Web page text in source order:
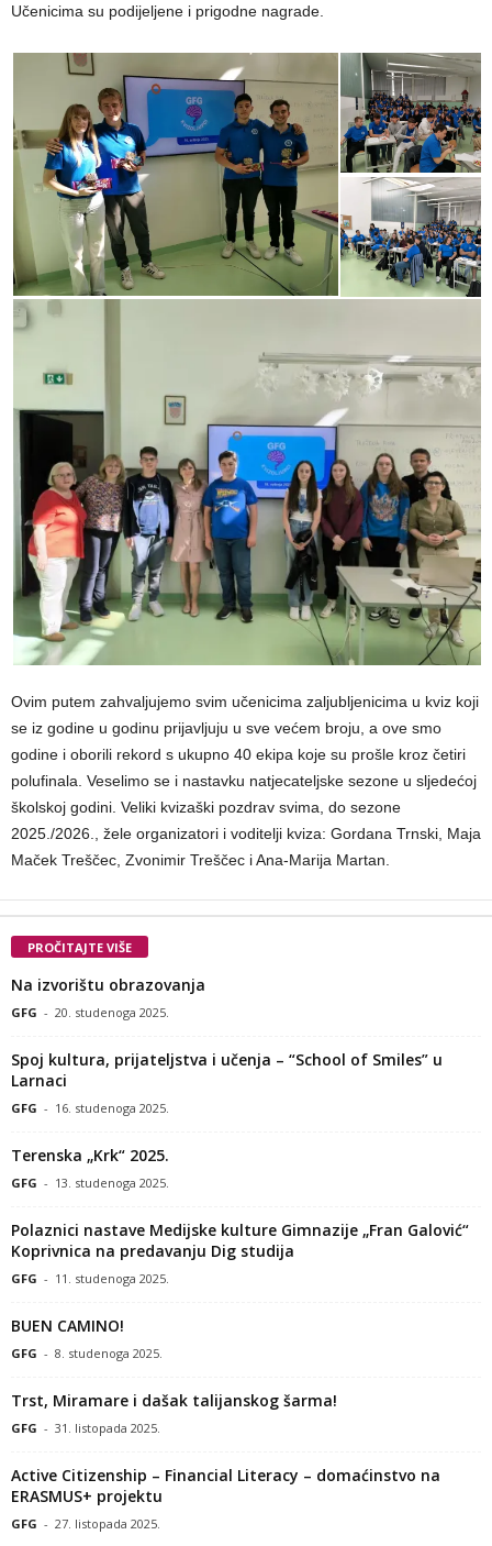
Učenicima su podijeljene i prigodne nagrade.
Ovim putem zahvaljujemo svim učenicima zaljubljenicima u kviz koji
se iz godine u godinu prijavljuju u sve većem broju, a ove smo
godine i oborili rekord s ukupno 40 ekipa koje su prošle kroz četiri
polufinala. Veselimo se i nastavku natjecateljske sezone u sljedećoj
školskoj godini. Veliki kvizaški pozdrav svima, do sezone
2025./2026., žele organizatori i voditelji kviza: Gordana Trnski, Maja
Maček Treščec, Zvonimir Treščec i Ana-Marija Martan.
PROČITAJTE VIŠE
Na izvorištu obrazovanja
GFG - 20. studenoga 2025.
Spoj kultura, prijateljstva i učenja – “School of Smiles” u
Larnaci
GFG - 16. studenoga 2025.
Terenska „Krk“ 2025.
GFG - 13. studenoga 2025.
Polaznici nastave Medijske kulture Gimnazije „Fran Galović“
Koprivnica na predavanju Dig studija
GFG - 11. studenoga 2025.
BUEN CAMINO!
GFG - 8. studenoga 2025.
Trst, Miramare i dašak talijanskog šarma!
GFG - 31. listopada 2025.
Active Citizenship – Financial Literacy – domaćinstvo na
ERASMUS+ projektu
GFG - 27. listopada 2025.